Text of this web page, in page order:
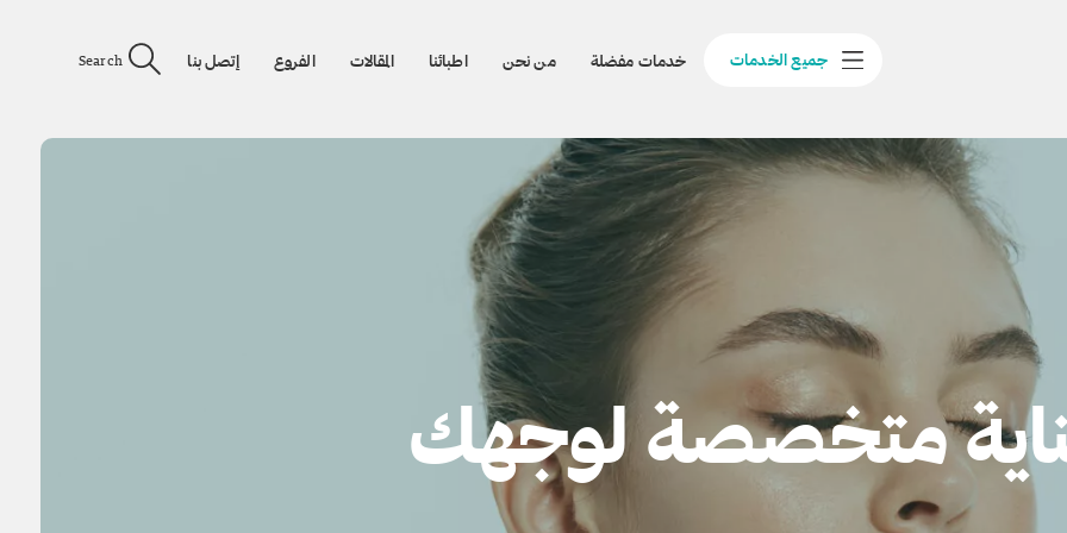
جميع الخدمات خدمات مفضلة من نحن اطبائنا المقالات الفروع إتصل بنا Search
متخصصة لوجهك